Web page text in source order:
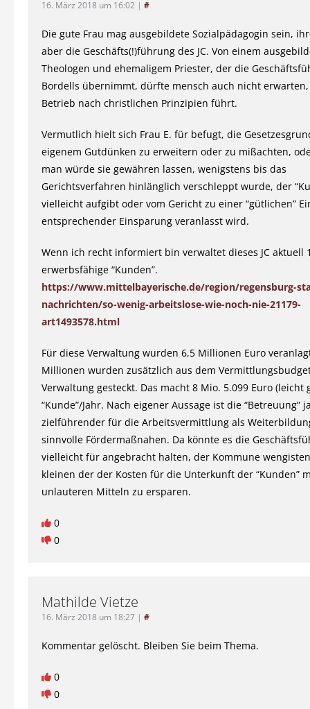
16. März 2018 um 16:02 | #
Die gute Frau mag ausgebildete Sozialpädagogin sein,
aber die Geschäfts(!)führung des JC. Von einem
Theologen und ehemaligem Priester, der die
Bordells übernimmt, dürfte mensch auch nicht
Betrieb nach christlichen Prinzipien führt.
Vermutlich hielt sich Frau E. für befugt, die
eigenem Gutdünken zu erweitern oder zu mißachten,
man würde sie gewähren lassen, wenigstens bis das
Gerichtsverfahren hinlänglich verschleppt wurde, der
vielleicht aufgibt oder vom Gericht zu einer “gütlichen”
entsprechender Einsparung veranlasst wird.
Wenn ich recht informiert bin verwaltet dieses JC aktuell
erwerbsfähige “Kunden”.
https://www.mittelbayerische.de/region/regensburg-
nachrichten/so-wenig-arbeitslose-wie-noch-nie-21179-
art1493578.html
Für diese Verwaltung wurden 6,5 Millionen Euro
Millionen wurden zusätzlich aus dem
Verwaltung gesteckt. Das macht 8 Mio. 5.099 Euro (leicht
“Kunde”/Jahr. Nach eigener Aussage ist die “Betreuung”
zielführender für die Arbeitsvermittlung als
sinnvolle Fördermaßnahen. Da könnte es die
vielleicht für angebracht halten, der Kommune
kleinen der der Kosten für die Unterkunft der “Kunden”
unlauteren Mitteln zu ersparen.
0
0
Mathilde Vietze
16. März 2018 um 18:27 | #
Kommentar gelöscht. Bleiben Sie beim Thema.
0
0